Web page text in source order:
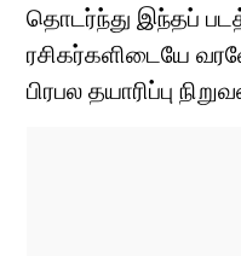
தொடர்ந்து இந்தப்
ரசிகர்களிடையே
பிரபல தயாரிப்பு